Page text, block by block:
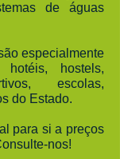
de águas
especialmente
hotéis, hostels,
escolas,
do Estado.
para si a preços
nos!